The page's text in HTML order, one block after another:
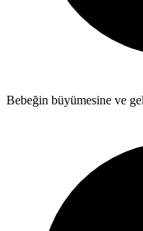
Bebeğin büyümesine ve